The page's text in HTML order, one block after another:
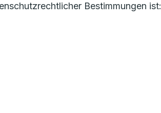
Bestimmungen ist: